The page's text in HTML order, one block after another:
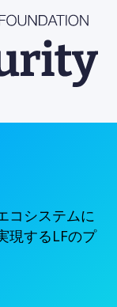
コシステムに
現するLFのプ